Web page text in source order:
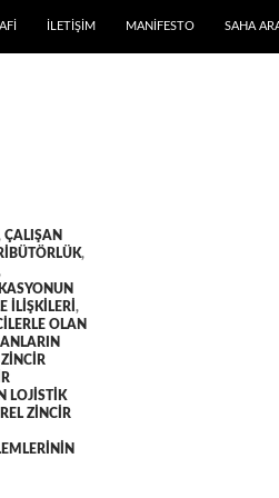
İLETIŞIM MANIFESTO SAHA
ÇALIŞAN
,
ILIŞKILERI ,
OLAN
LOJISTIK
ZINCIR